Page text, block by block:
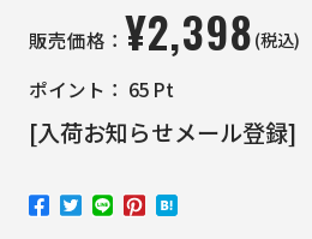
販売価格： ¥2,398(税込)
ポイント： 65 Pt
[入荷お知らせメール登録]